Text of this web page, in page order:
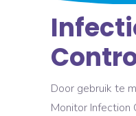
Door gebruik te
Monitor Infection